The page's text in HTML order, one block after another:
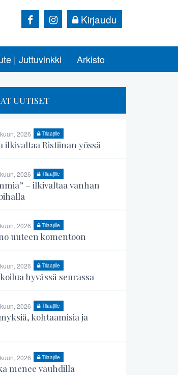
Kirjaudu
| Juttuvinkki Arkisto
UUTISET
2026 Tilaajille
ilkivaltaa Ristiinan yössä
2026 Tilaajille
– ilkivaltaa vanhan
2026 Tilaajille
uuteen komentoon
2026 Tilaajille
hyvässä seurassa
2026 Tilaajille
kohtaamisia ja
2026 Tilaajille
menee vauhdilla